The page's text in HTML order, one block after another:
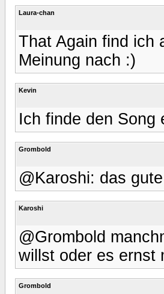
Laura-chan
That Again find ich
Meinung nach :)
Kevin
Ich finde den Song
Grombold
@Karoshi: das
Karoshi
@Grombold
willst oder es ernst
Grombold